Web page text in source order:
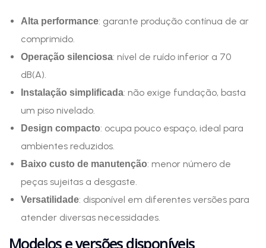
Alta performance: garante produção contínua de ar
comprimido.
Operação silenciosa: nível de ruído inferior a 70
dB(A).
Instalação simplificada: não exige fundação, basta
um piso nivelado.
Design compacto: ocupa pouco espaço, ideal para
ambientes reduzidos.
Baixo custo de manutenção: menor número de
peças sujeitas a desgaste.
Versatilidade: disponível em diferentes versões para
atender diversas necessidades.
Modelos e versões disponíveis